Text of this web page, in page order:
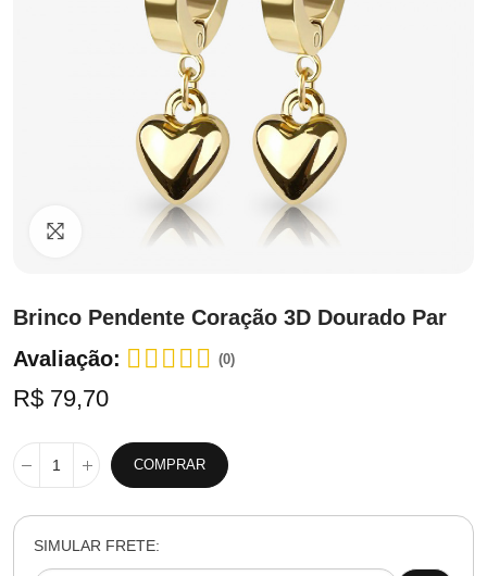
Clique para ampliar
Brinco Pendente Coração 3D Dourado Par
Avaliação:
(0)
R$ 79,70
COMPRAR
SIMULAR FRETE: